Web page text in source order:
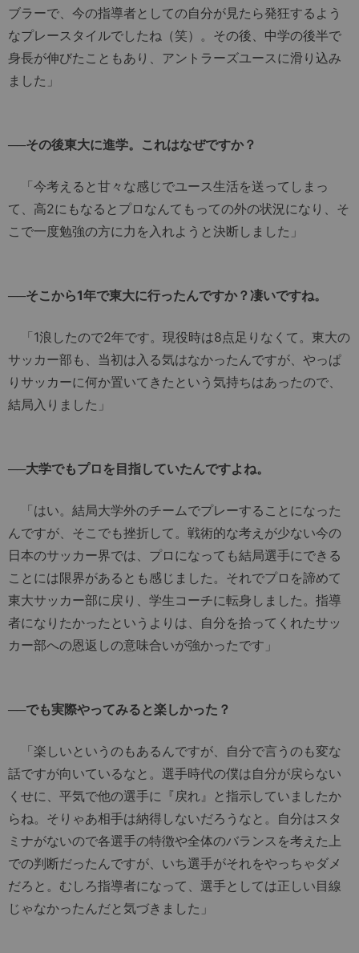
ブラーで、今の指導者としての自分が見たら発狂するよう
なプレースタイルでしたね（笑）。その後、中学の後半で
身長が伸びたこともあり、アントラーズユースに滑り込み
ました」
──その後東大に進学。これはなぜですか？
「今考えると甘々な感じでユース生活を送ってしまっ
て、高2にもなるとプロなんてもっての外の状況になり、そ
こで一度勉強の方に力を入れようと決断しました」
──そこから1年で東大に行ったんですか？凄いですね。
「1浪したので2年です。現役時は8点足りなくて。東大の
サッカー部も、当初は入る気はなかったんですが、やっぱ
りサッカーに何か置いてきたという気持ちはあったので、
結局入りました」
──大学でもプロを目指していたんですよね。
「はい。結局大学外のチームでプレーすることになった
んですが、そこでも挫折して。戦術的な考えが少ない今の
日本のサッカー界では、プロになっても結局選手にできる
ことには限界があるとも感じました。それでプロを諦めて
東大サッカー部に戻り、学生コーチに転身しました。指導
者になりたかったというよりは、自分を拾ってくれたサッ
カー部への恩返しの意味合いが強かったです」
──でも実際やってみると楽しかった？
「楽しいというのもあるんですが、自分で言うのも変な
話ですが向いているなと。選手時代の僕は自分が戻らない
くせに、平気で他の選手に『戻れ』と指示していましたか
らね。そりゃあ相手は納得しないだろうなと。自分はスタ
ミナがないので各選手の特徴や全体のバランスを考えた上
での判断だったんですが、いち選手がそれをやっちゃダメ
だろと。むしろ指導者になって、選手としては正しい目線
じゃなかったんだと気づきました」